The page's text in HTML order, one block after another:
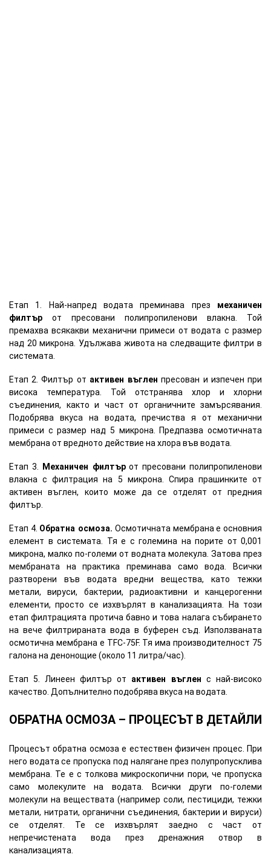
Етап 1. Най-напред водата преминава през механичен
филтър от пресовани полипропиленови влакна. Той
премахва всякакви механични примеси от водата с размер
над 20 микрона. Удължава живота на следващите филтри в
системата.
Етап 2. Филтър от активен въглен пресован и изпечен при
висока температура. Той отстранява хлор и хлорни
съединения, както и част от органичните замърсявания.
Подобрява вкуса на водата, пречиства я от механични
примеси с размер над 5 микрона. Предпазва осмотичната
мембрана от вредното действие на хлора във водата.
Етап 3. Механичен филтърот пресовани полипропиленови
влакна с филтрация на 5 микрона. Спира прашинките от
активен въглен, които може да се отделят от предния
филтър.
Етап 4. Обратна осмоза. Осмотичната мембрана е основния
елемент в системата. Тя е с големина на порите от 0,001
микрона, малко по-големи от водната молекула. Затова през
мембраната на практика преминава само вода. Всички
разтворени във водата вредни вещества, като тежки
метали, вируси, бактерии, радиоактивни и канцерогенни
елементи, просто се изхвърлят в канализацията. На този
етап филтрацията протича бавно и това налага събирането
на вече филтрираната вода в буферен съд. Използваната
осмотична мембрана е TFC-75F. Тя има производителност 75
галона на денонощие (около 11 литра/час).
Етап 5. Линеен филтър от активен въглен с най-високо
качество. Допълнително подобрява вкуса на водата.
ОБРАТНА ОСМОЗА – ПРОЦЕСЪТ В ДЕТАЙЛИ
Процесът обратна осмоза е естествен физичен процес. При
него водата се пропуска под налягане през полупропусклива
мембрана. Те е с толкова микроскопични пори, че пропуска
само молекулите на водата. Всички други по-големи
молекули на веществата (например соли, пестициди, тежки
метали, нитрати, органични съединения, бактерии и вируси)
се отделят. Те се изхвърлят заедно с част от
непречистената вода през дренажния отвор в
канализацията.